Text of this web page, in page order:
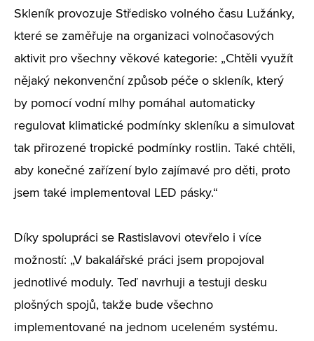
Skleník provozuje Středisko volného času Lužánky,
které se zaměřuje na organizaci volnočasových
aktivit pro všechny věkové kategorie: „Chtěli využít
nějaký nekonvenční způsob péče o skleník, který
by pomocí vodní mlhy pomáhal automaticky
regulovat klimatické podmínky skleníku a simulovat
tak přirozené tropické podmínky rostlin. Také chtěli,
aby konečné zařízení bylo zajímavé pro děti, proto
jsem také implementoval LED pásky.“
Díky spolupráci se Rastislavovi otevřelo i více
možností: „V bakalářské práci jsem propojoval
jednotlivé moduly. Teď navrhuji a testuji desku
plošných spojů, takže bude všechno
implementované na jednom uceleném systému.